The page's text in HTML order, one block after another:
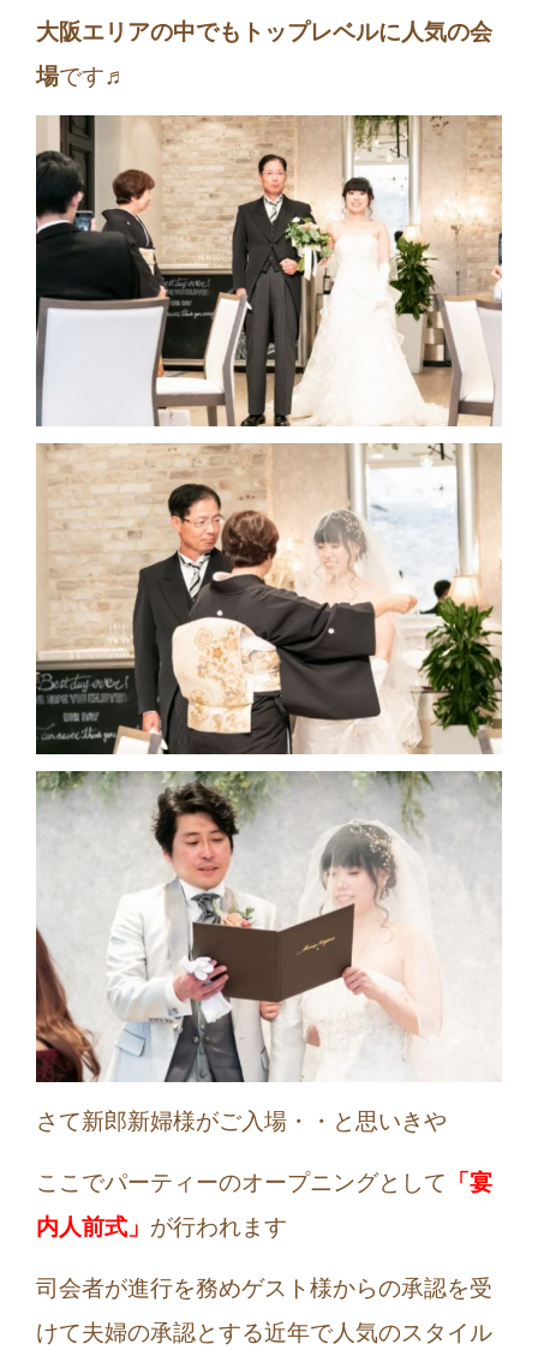
大阪エリアの中でもトップレベルに人気の会
場です♬
さて新郎新婦様がご入場・・と思いきや
ここでパーティーのオープニングとして 「宴
内人前式」 が行われます
司会者が進行を務めゲスト様からの承認を受
けて夫婦の承認とする近年で人気のスタイル